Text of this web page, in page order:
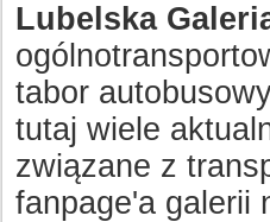
Lubelska
tabor
tutaj wiele
związane z
fanpage'a galerii